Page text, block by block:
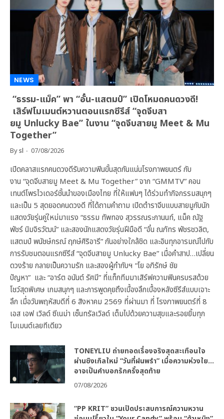
NEWS
“ธรรม-แม็ค” พา “อั๋น-แสตมป์” เปิดโหมดคนดวงดี!
เสิร์ฟโมเมนต์หวานตอนแรกซีรีส์ “จุดจีบสา
ยมู Unlucky Bae” ในงาน “จุดจีบสายมู Meet & Mu
Together”
Bysl 07/08/2026
เปิดคลาสแรกคนดวงดีรับความฟินขั้นสุดกันแน่นโรงภาพยนตร์ กับ
งาน “จุดจีบสายมู Meet & Mu Together” จาก “GMMTV” คอน
เทนต์โพรไวเดอร์ชั้นนำของเมืองไทย ที่ให้แฟนๆ ได้ร่วมทำกิจกรรมสนุกๆ
และเป็น 5 สุดยอดคนดวงดี ที่ได้ถามคำถาม เปิดตำราจีบแบบสายมูกับนัก
แสดงวัยรุ่นคู่ใหม่มาแรง “ธรรม ทัพทอง สุวรรณระกานนท์, แม็ค ณัฐ
พัชร์ นิมจิรวัฒน์” และสองนักแสดงวัยรุ่นฝีมือดี “อั๋น ณภัทร พัชรชวลิต,
แสตมป์ พนัชษ์กรณ์ ฤกษ์ศิริอารี” กันอย่างใกล้ชิด และอินทุกอารมณ์ไปกับ
การรับชมตอนแรกซีรีส์ “จุดจีบสายมู Unlucky Bae” เมื่อคำสาป…เปลี่ยน
ดวงร้าย กลายเป็นความรัก และสองผู้กำกับฯ “โย อภิรักษ์ ชัย
ปัญหา” และ “อาร์ต อนันต์ รัศมี” ที่แท็กทีมมาเสิร์ฟความฟินครบรสด้วย
โชว์สุดพิเศษ เกมสนุกๆ และการพูดคุยถึงเบื้องลึกเบื้องหลังซีรีส์แบบเจาะ
ลึก เมื่อวันพฤหัสบดีที่ 6 สิงหาคม 2569 ที่ผ่านมา ที่ โรงภาพยนตร์ที่ 8
เอส เอฟ เวิลด์ ซีเนม่า เซ็นทรัลเวิลด์ เต็มไปด้วยความสุขและรอยยิ้มทุก
โมเมนต์เลยทีเดียว
TONEYLIU ถ่ายทอดเรื่องจริงสุดสะเทือนใจ
ผ่านซิงเกิลใหม่ “วันที่ฝนพรำ” เมื่อความห่วงใย…
อาจเป็นคำบอกรักครั้งสุดท้าย
07/08/2026
“PP KRIT” ชวนเปิดประสบการณ์ความหวาน